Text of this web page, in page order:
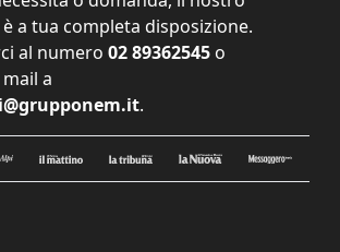
a tua completa disposizione.
al numero 02 89362545 o
a
.